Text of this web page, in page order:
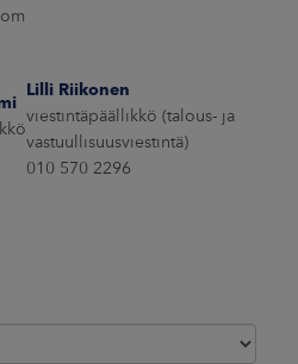
Lilli Riikonen
viestintäpäällikkö (talous- ja
vastuullisuusviestintä)
010 570 2296